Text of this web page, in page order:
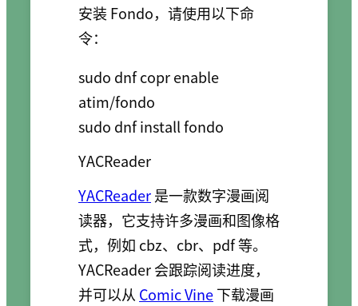
安装 Fondo，请使用以下命
令：
sudo dnf copr enable
atim/fondo
sudo dnf install fondo
YACReader
YACReader是一款数字漫画阅
读器，它支持许多漫画和图像格
式，例如 cbz、cbr、pdf 等。
YACReader 会跟踪阅读进度，
并可以从 Comic Vine下载漫画